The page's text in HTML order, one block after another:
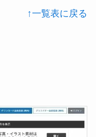
↑一覧表に戻る